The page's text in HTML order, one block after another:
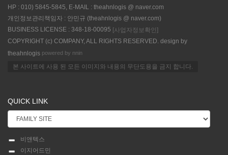
HP : 010) 5845-5845, E-MAIL : theahnlogis @ naver.com
개인정보관리책임자 : 안민규 (theahnlogis @ naver.com)
BUSINESS LICENSE : 348-18-00095 [사업자정보확인]
COPYRIGHT (c) COMPANY, ALL RIGHTS RESERVED. design by
theahnlogis powered by nnin
본 사이트에 사용 된 모든 이미지와 내용의 무단도용을 금지 합니다.
QUICK LINK
비앤텍스
이지어드민